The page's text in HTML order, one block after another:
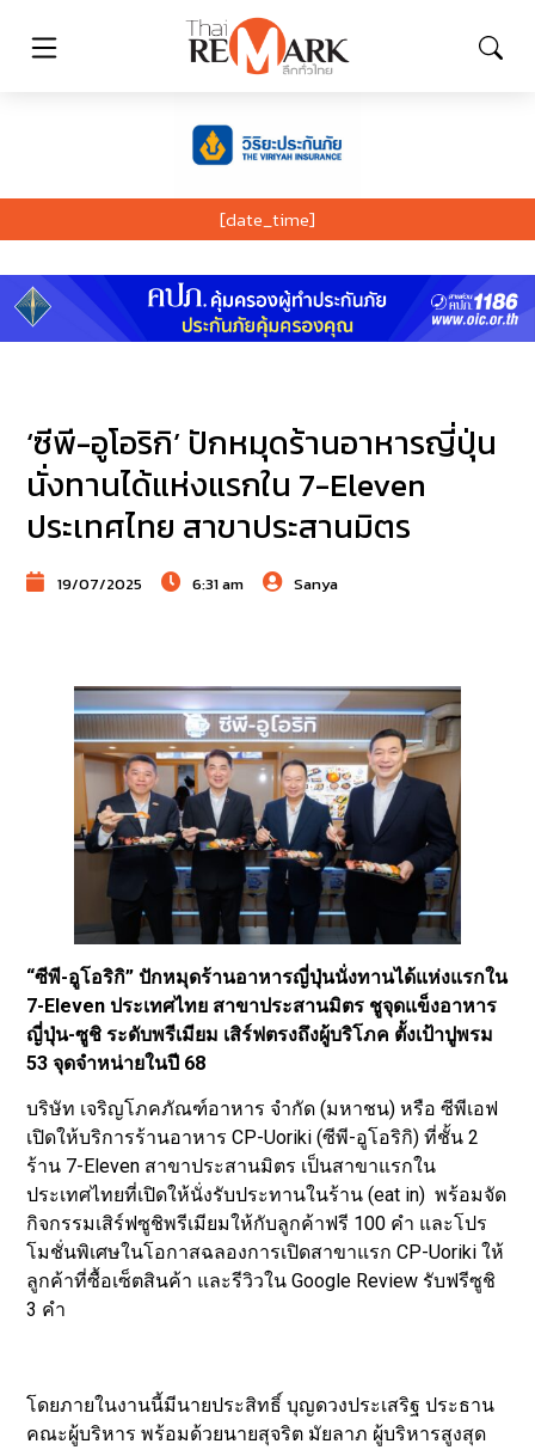
[date_time]
‘ซีพี-อูโอริกิ’ ปักหมุดร้านอาหารญี่ปุ่น
นั่งทานได้แห่งแรกใน 7-Eleven
ประเทศไทย สาขาประสานมิตร
19/07/2025 6:31 am Sanya
“ซีพี-อูโอริกิ” ปักหมุดร้านอาหารญี่ปุ่นนั่งทานได้แห่งแรกใน
7-Eleven ประเทศไทย สาขาประสานมิตร ชูจุดแข็งอาหาร
ญี่ปุ่น-ซูชิ ระดับพรีเมียม เสิร์ฟตรงถึงผู้บริโภค ตั้งเป้าปูพรม
53 จุดจำหน่ายในปี 68
บริษัท เจริญโภคภัณฑ์อาหาร จำกัด (มหาชน) หรือ ซีพีเอฟ
เปิดให้บริการร้านอาหาร CP-Uoriki (ซีพี-อูโอริกิ) ที่ชั้น 2
ร้าน 7-Eleven สาขาประสานมิตร เป็นสาขาแรกใน
ประเทศไทยที่เปิดให้นั่งรับประทานในร้าน (eat in) พร้อมจัด
กิจกรรมเสิร์ฟซูชิพรีเมียมให้กับลูกค้าฟรี 100 คำ และโปร
โมชั่นพิเศษในโอกาสฉลองการเปิดสาขาแรก CP-Uoriki ให้
ลูกค้าที่ซื้อเซ็ตสินค้า และรีวิวใน Google Review รับฟรีซูชิ
3 คํา
โดยภายในงานนี้มีนายประสิทธิ์ บุญดวงประเสริฐ ประธาน
คณะผู้บริหาร พร้อมด้วยนายสุจริต มัยลาภ ผู้บริหารสูงสุด